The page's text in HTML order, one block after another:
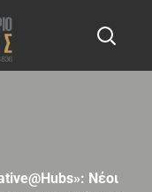
Νέοι